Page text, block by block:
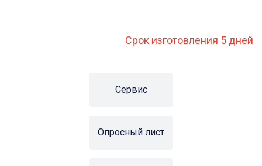
Срок изготовления 5 дней
Сервис
Опросный лист